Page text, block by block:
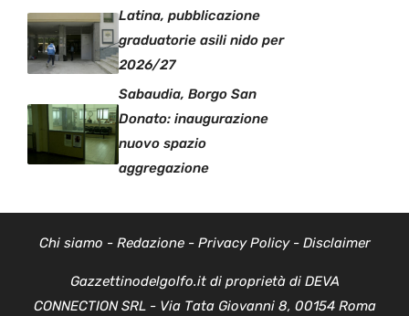
Latina, pubblicazione
graduatorie asili nido per
2026/27
Sabaudia, Borgo San
Donato: inaugurazione
nuovo spazio
aggregazione
Chi siamo - Redazione- Privacy Policy- Disclaimer
Gazzettinodelgolfo.it di proprietà di DEVA
CONNECTION SRL - Via Tata Giovanni 8, 00154 Roma